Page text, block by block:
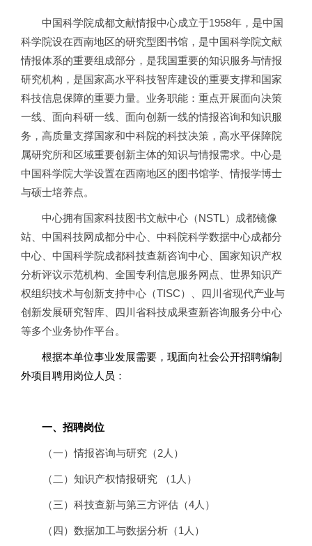
中国科学院成都文献情报中心成立于1958年，是中国
科学院设在西南地区的研究型图书馆，是中国科学院文献
情报体系的重要组成部分，是我国重要的知识服务与情报
研究机构，是国家高水平科技智库建设的重要支撑和国家
科技信息保障的重要力量。业务职能：重点开展面向决策
一线、面向科研一线、面向创新一线的情报咨询和知识服
务，高质量支撑国家和中科院的科技决策，高水平保障院
属研究所和区域重要创新主体的知识与情报需求。中心是
中国科学院大学设置在西南地区的图书馆学、情报学博士
与硕士培养点。
中心拥有国家科技图书文献中心（NSTL）成都镜像
站、中国科技网成都分中心、中科院科学数据中心成都分
中心、中国科学院成都科技查新咨询中心、国家知识产权
分析评议示范机构、全国专利信息服务网点、世界知识产
权组织技术与创新支持中心（TISC）、四川省现代产业与
创新发展研究智库、四川省科技成果查新咨询服务分中心
等多个业务协作平台。
根据本单位事业发展需要，现面向社会公开招聘编制
外项目聘用岗位人员：
一、招聘岗位
（一）情报咨询与研究（2人）
（二）知识产权情报研究 （1人）
（三）科技查新与第三方评估（4人）
（四）数据加工与数据分析（1人）